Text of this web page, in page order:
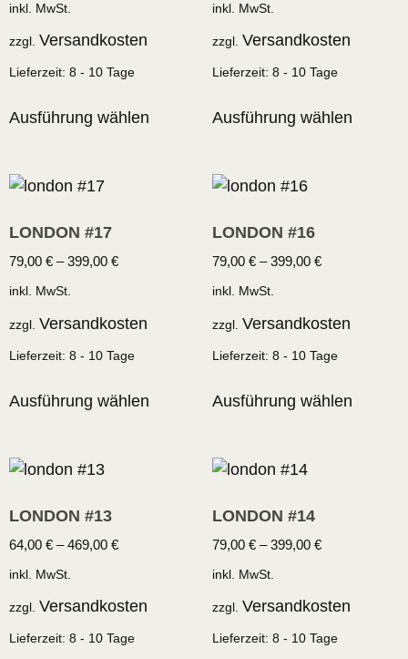
inkl. MwSt.
zzgl. Versandkosten
Lieferzeit: 8 - 10 Tage
Ausführung wählen
inkl. MwSt.
zzgl. Versandkosten
Lieferzeit: 8 - 10 Tage
Ausführung wählen
LONDON #17
79,00 € –399,00 €
inkl. MwSt.
zzgl. Versandkosten
Lieferzeit: 8 - 10 Tage
Ausführung wählen
LONDON #16
79,00 €–399,00 €
inkl. MwSt.
zzgl. Versandkosten
Lieferzeit: 8 - 10 Tage
Ausführung wählen
LONDON #13
64,00 € –469,00 €
inkl. MwSt.
zzgl. Versandkosten
Lieferzeit: 8 - 10 Tage
LONDON #14
79,00 €–399,00 €
inkl. MwSt.
zzgl. Versandkosten
Lieferzeit: 8 - 10 Tage